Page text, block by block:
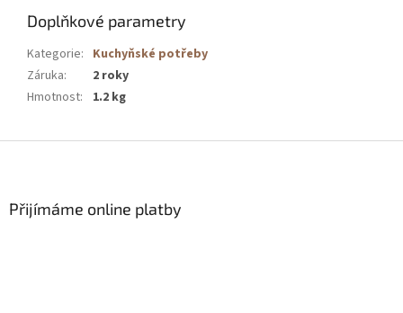
Doplňkové parametry
Kategorie: Kuchyňské potřeby
Záruka:
2 roky
Hmotnost: 1.2 kg
Přijímáme online platby